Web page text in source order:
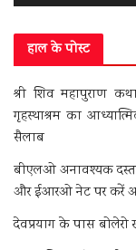
हाल के पोस्ट
श्री शिव महापुराण
गृहस्थाश्रम का
सैलाब
बीएलओ अनावश्यक
और ईआरओ नेट पर करें
देवप्रयाग के पास